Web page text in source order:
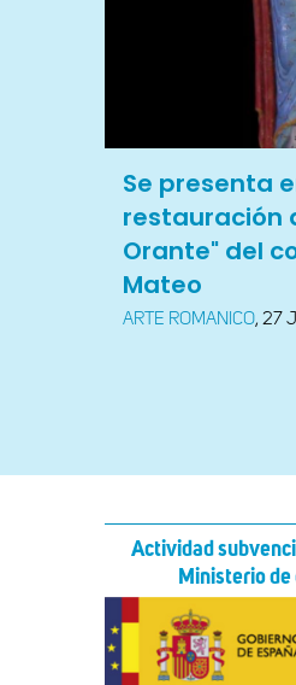
Se presenta
restauración
Orante" del
Mateo
ARTE ROMANICO, 27
Actividad
Ministerio